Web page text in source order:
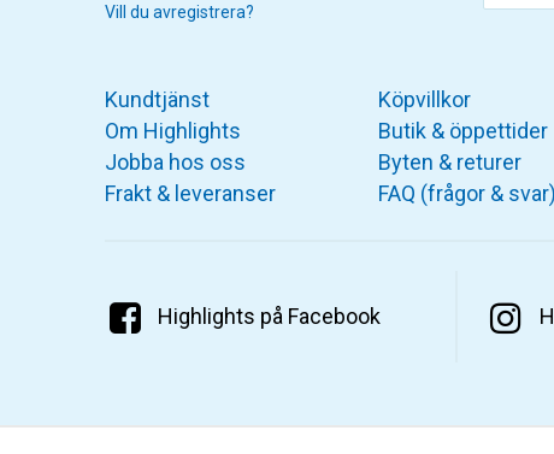
Vill du avregistrera?
Kundtjänst
Om Highlights
Jobba hos oss
Frakt & leveranser
Köpvillkor
Butik & öppettider
Byten & returer
FAQ (frågor & svar)
Highlights på Facebook